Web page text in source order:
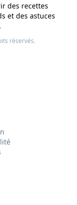
des recettes
et des astuces
réservés.